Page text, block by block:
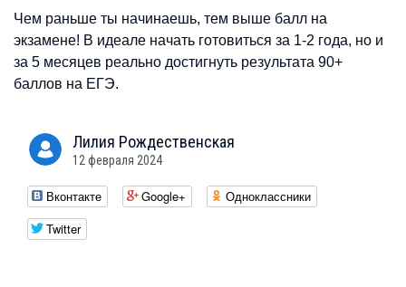
Чем раньше ты начинаешь, тем выше балл на
экзамене! В идеале начать готовиться за 1-2 года, но и
за 5 месяцев реально достигнуть результата 90+
баллов на ЕГЭ.
Лилия Рождественская
12 февраля 2024
Вконтакте Google+
Одноклассники
Twitter